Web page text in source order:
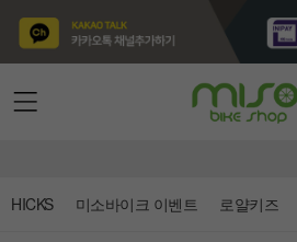
HICKS 미소바이크 이벤트 로얄키즈